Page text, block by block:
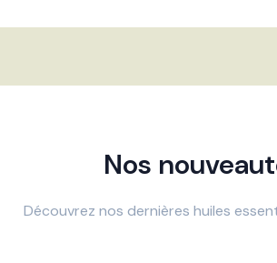
Nos
Découvrez nos dernières huiles